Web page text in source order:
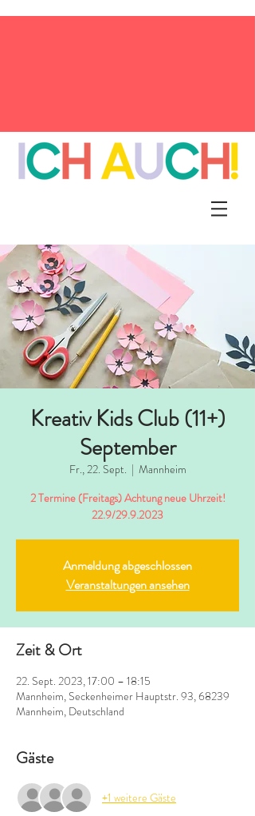
Kreativ Kids Club (11+)
September
Fr., 22. Sept.
  |
Mannheim
2 Termine (Freitags) Achtung neue Uhrzeit!
22.9/29.9.2023
Anmeldung abgeschlossen
Veranstaltungen ansehen
Zeit & Ort
22. Sept. 2023, 17:00 – 18:15
Mannheim, Seckenheimer Hauptstr. 93, 68239
Mannheim, Deutschland
Gäste
+1 weitere Gäste